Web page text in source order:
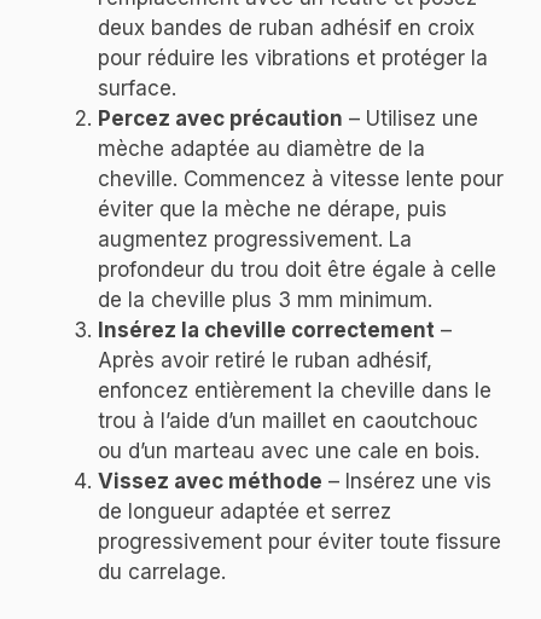
deux bandes de ruban adhésif en croix
pour réduire les vibrations et protéger la
surface.
Percez avec précaution – Utilisez une
mèche adaptée au diamètre de la
cheville. Commencez à vitesse lente pour
éviter que la mèche ne dérape, puis
augmentez progressivement. La
profondeur du trou doit être égale à celle
de la cheville plus 3 mm minimum.
Insérez la cheville correctement –
Après avoir retiré le ruban adhésif,
enfoncez entièrement la cheville dans le
trou à l’aide d’un maillet en caoutchouc
ou d’un marteau avec une cale en bois.
Vissez avec méthode – Insérez une vis
de longueur adaptée et serrez
progressivement pour éviter toute fissure
du carrelage.